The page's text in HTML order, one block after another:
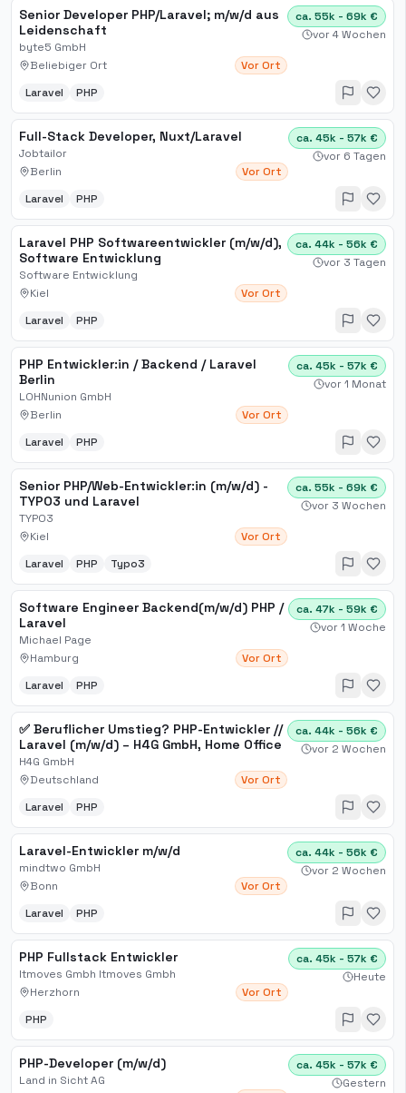
Senior Developer PHP​/Laravel; m​/w​/d aus
Leidenschaft
byte5 GmbH
Beliebiger Ort
Vor Ort
ca. 55k - 69k €
vor 4 Wochen
Laravel PHP
Full-Stack Developer, Nuxt/Laravel
Jobtailor
Berlin
Vor Ort
ca. 45k - 57k €
vor 6 Tagen
Laravel PHP
Laravel PHP Softwareentwickler (m/w/d),
Software Entwicklung
Software Entwicklung
Kiel
Vor Ort
ca. 44k - 56k €
vor 3 Tagen
Laravel PHP
PHP Entwickler:in / Backend / Laravel
Berlin
LOHNunion GmbH
Berlin
Vor Ort
ca. 45k - 57k €
vor 1 Monat
Laravel PHP
Senior PHP/Web-Entwickler:in (m/w/d) -
TYPO3 und Laravel
TYPO3
Kiel
Vor Ort
ca. 55k - 69k €
vor 3 Wochen
Laravel PHP Typo3
Software Engineer Backend(m/w/d) PHP /
Laravel
Michael Page
Hamburg
Vor Ort
ca. 47k - 59k €
vor 1 Woche
Laravel PHP
✅ Beruflicher Umstieg? PHP-Entwickler //
Laravel (m/w/d) – H4G GmbH, Home Office
H4G GmbH
Deutschland
Vor Ort
ca. 44k - 56k €
vor 2 Wochen
Laravel PHP
Laravel-Entwickler m/w/d
mindtwo GmbH
Bonn
Vor Ort
ca. 44k - 56k €
vor 2 Wochen
Laravel PHP
PHP Fullstack Entwickler
Itmoves Gmbh Itmoves Gmbh
Herzhorn
Vor Ort
ca. 45k - 57k €
Heute
PHP
PHP-Developer (m/w/d)
Land in Sicht AG
ca. 45k - 57k €
Gestern